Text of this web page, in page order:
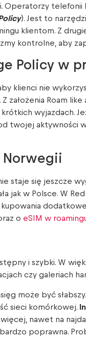
Operatorzy
). Jest to
klientom. Z
kontrolne, aby
Policy w
klienci nie
założenia Roam
wyjazdach.
twojej aktywności
Norwegii
staje się jeszcze
jak w Polsce. W
o eSIM w
i szybki. W
czy galeriach
może być
sieci komórkowej.
nawet na
poprawna.